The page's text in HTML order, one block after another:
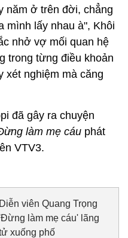
năm ở trên đời, chẳng
mình lấy nhau à", Khôi
nhở vợ mối quan hệ
trong từng điều khoản
nghiệm mà căng
đã gây ra chuyện
làm mẹ cáu phát
VTV3.
Diễn viên Quang Trọng
làm mẹ cáu' lãng
xuống phố